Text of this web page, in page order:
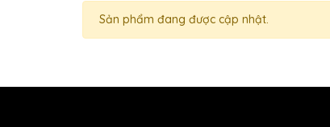
Sản phẩm đang được cập nhật.